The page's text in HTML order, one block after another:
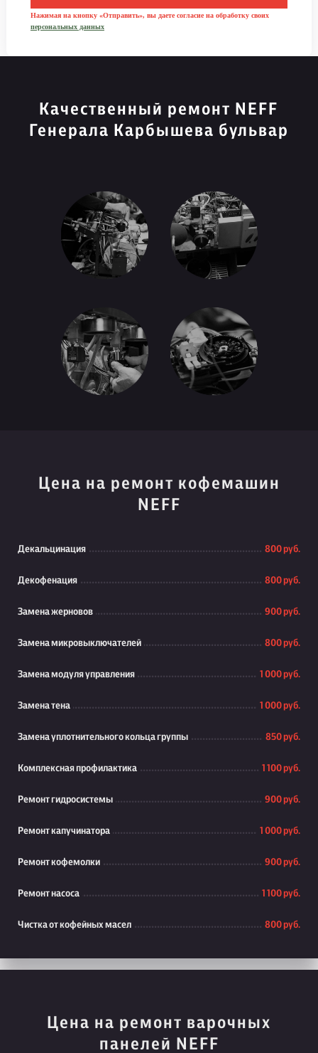
Нажимая на кнопку «Отправить», вы даете согласие на обработку своих
персональных данных
Качественный ремонт NEFF
Генерала Карбышева бульвар
Цена на ремонт кофемашин
NEFF
Декальцинация 800 руб.
Декофенация 800 руб.
Замена жерновов 900 руб.
Замена микровыключателей 800 руб.
Замена модуля управления 1 000 руб.
Замена тена 1 000 руб.
Замена уплотнительного кольца группы 850 руб.
Комплексная профилактика 1 100 руб.
Ремонт гидросистемы 900 руб.
Ремонт капучинатора 1 000 руб.
Ремонт кофемолки 900 руб.
Ремонт насоса 1 100 руб.
Чистка от кофейных масел 800 руб.
Цена на ремонт варочных
панелей NEFF